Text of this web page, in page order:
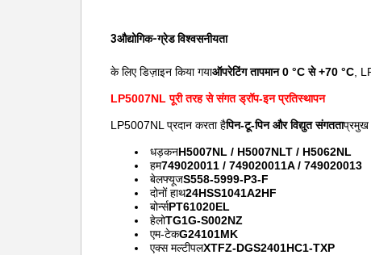
3औद्योगिक-ग्रेड विश्वसनीयता
के लिए डिज़ाइन किया गयाऑपरेटिंग तापमान 0 °C से +70 °C ,
LP5007NL पूरी तरह से संगत ड्रॉप-इन प्रतिस्थापन
LP5007NL प्रदान करता हैपिन-टू-पिन और विद्युत संगतताप्रमुख
धड़कनH5007NL / H5007NLT / H5062NL
हम749020011 / 749020011A / 749020013
बेलफ्यूजS558-5999-P3-F
दोनों हाथ24HSS1041A2HF
बोर्न्सPT61020EL
हेलोTG1G-S002NZ
एम-टेकG24101MK
एक्स मल्टीपलXTFZ-DGS2401HC1-TXP